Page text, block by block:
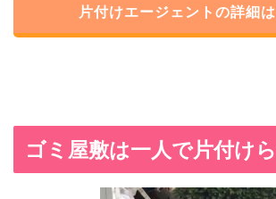
片付けエージェントの詳細
ゴミ屋敷は一人で片付け